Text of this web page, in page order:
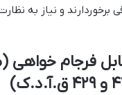
برخوردارند و نیاز به
فرجام خواهی